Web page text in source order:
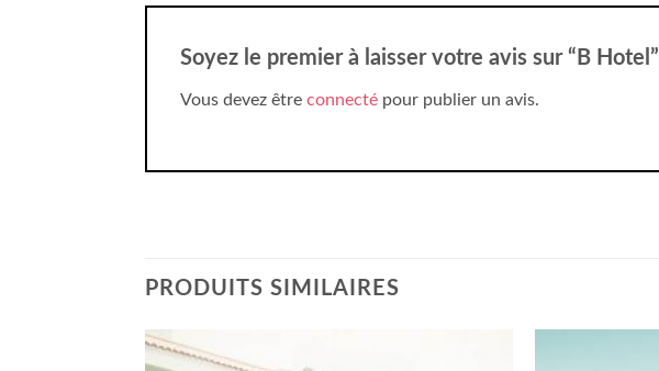
Soyez le premier à laisser votre avis sur “B Hotel”
Vous devez être connecté pour publier un avis.
PRODUITS SIMILAIRES